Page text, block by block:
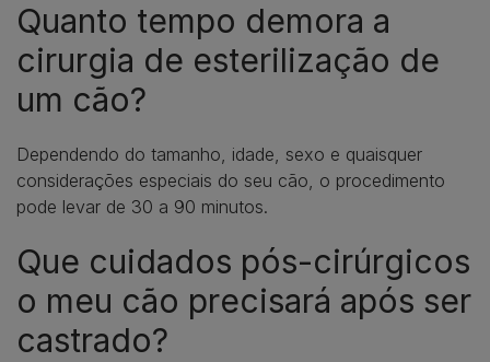
Quanto tempo demora a
cirurgia de esterilização de
um cão?
Dependendo do tamanho, idade, sexo e quaisquer
considerações especiais do seu cão, o procedimento
pode levar de 30 a 90 minutos.
Que cuidados pós-cirúrgicos
o meu cão precisará após ser
castrado?